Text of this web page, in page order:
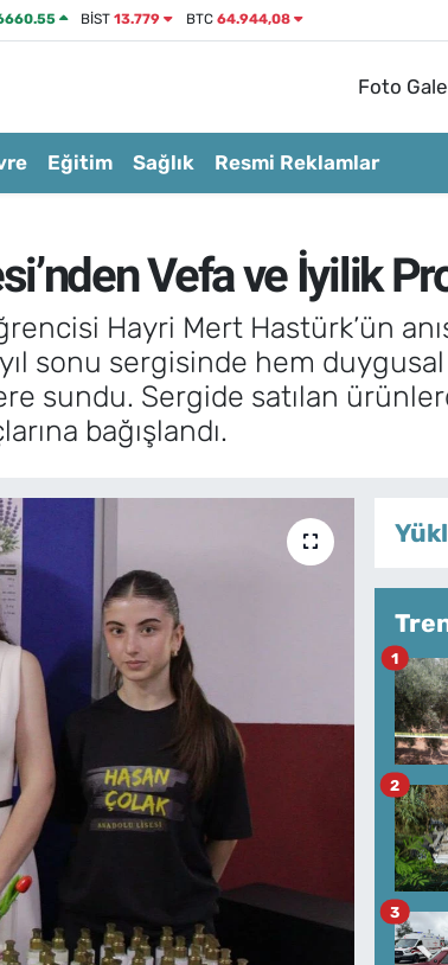
BİST13.779 BTC 64.944,08
Foto
Eğitim Sağlık Resmi Reklamlar
Vefa ve İyilik
Hayri Mert Hastürk’ün
sonu sergisinde hem
sundu. Sergide satılan
bağışlandı.
1
2
3